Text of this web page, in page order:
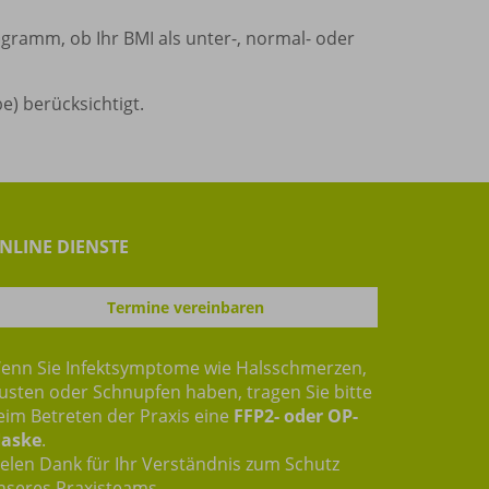
ob Ihr BMI als unter-, normal- oder
berücksichtigt.
DIENSTE
Termine vereinbaren
Sie Infektsymptome wie Halsschmerzen,
oder Schnupfen haben, tragen Sie bitte
Betreten der Praxis eine FFP2- oder OP-
.
Dank für Ihr Verständnis zum Schutz